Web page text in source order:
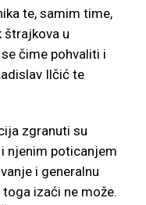
te, samim time,
štrajkova u
čime pohvaliti i
Ilčić te
zgranuti su
njenim poticanjem
i generalnu
izaći ne može.